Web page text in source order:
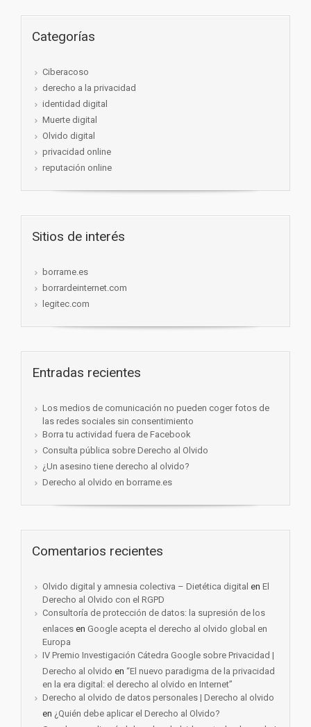
Categorías
Ciberacoso
derecho a la privacidad
identidad digital
Muerte digital
Olvido digital
privacidad online
reputación online
Sitios de interés
borrame.es
borrardeinternet.com
legitec.com
Entradas recientes
Los medios de comunicación no pueden coger fotos de
las redes sociales sin consentimiento
Borra tu actividad fuera de Facebook
Consulta pública sobre Derecho al Olvido
¿Un asesino tiene derecho al olvido?
Derecho al olvido en borrame.es
Comentarios recientes
Olvido digital y amnesia colectiva – Dietética digital en El
Derecho al Olvido con el RGPD
Consultoría de protección de datos: la supresión de los
enlaces en Google acepta el derecho al olvido global en
Europa
IV Premio Investigación Cátedra Google sobre Privacidad |
Derecho al olvido en “El nuevo paradigma de la privacidad
en la era digital: el derecho al olvido en Internet”
Derecho al olvido de datos personales | Derecho al olvido
en ¿Quién debe aplicar el Derecho al Olvido?